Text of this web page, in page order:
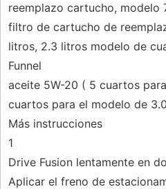
reemplazo cartucho, modelo
filtro de cartucho de
litros, 2.3 litros modelo de
Funnel
aceite 5W-20 ( 5 cuartos
cuartos para el modelo de
Más instrucciones
1
Drive Fusion lentamente en
Aplicar el freno de